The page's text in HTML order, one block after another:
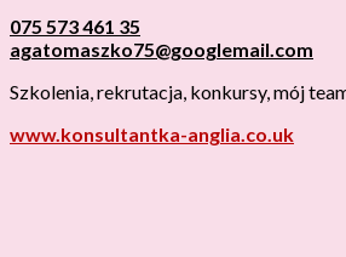
075 573 461 35
agatomaszko75@googlemail.com
Szkolenia, rekrutacja, konkursy, mój
www.konsultantka-anglia.co.uk